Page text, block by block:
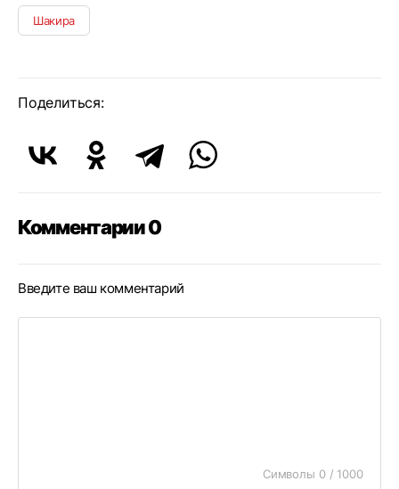
Шакира
Поделиться:
Комментарии 0
Введите ваш комментарий
Символы 0 / 1000